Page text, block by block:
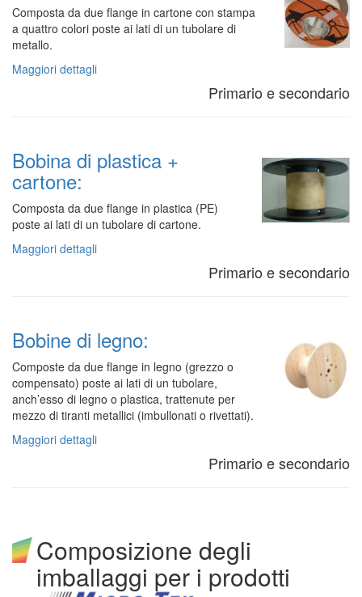
Composta da due flange in cartone con stampa
a quattro colori poste ai lati di un tubolare di
metallo.
Maggiori dettagli
Primario e secondario
Bobina di plastica +
cartone:
Composta da due flange in plastica (PE)
poste ai lati di un tubolare di cartone.
Maggiori dettagli
Primario e secondario
Bobine di legno:
Composte da due flange in legno (grezzo o
compensato) poste ai lati di un tubolare,
anch’esso di legno o plastica, trattenute per
mezzo di tiranti metallici (imbullonati o rivettati).
Maggiori dettagli
Primario e secondario
Composizione degli
imballaggi per i prodotti